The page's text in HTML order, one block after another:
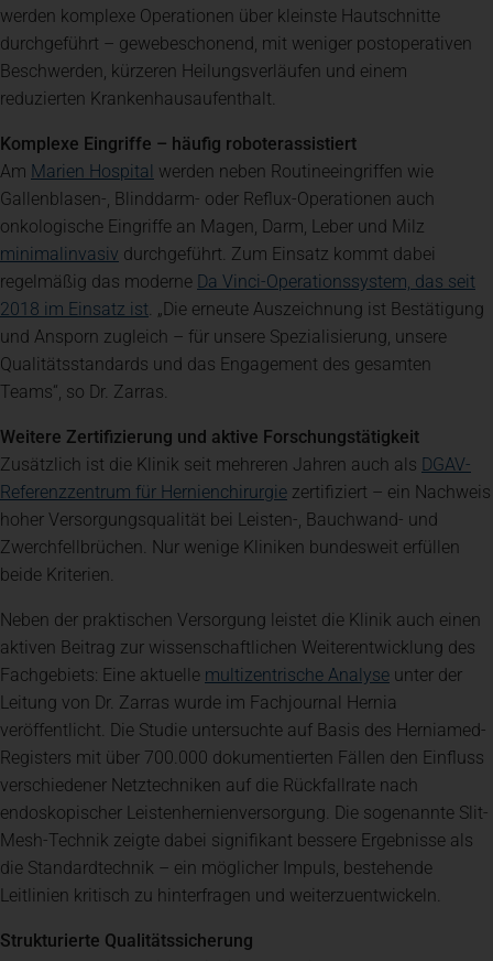
werden komplexe Operationen über kleinste Hautschnitte
durchgeführt – gewebeschonend, mit weniger postoperativen
Beschwerden, kürzeren Heilungsverläufen und einem
reduzierten Krankenhausaufenthalt.
Komplexe Eingriffe – häufig roboterassistiert
Am Marien Hospital (öffnet in einem neuen Tab)
werden neben Routineeingriffen wie
Gallenblasen-, Blinddarm- oder Reflux-Operationen auch
onkologische Eingriffe an Magen, Darm, Leber und Milz
minimalinvasiv (öffnet in einem neuen Tab)
durchgeführt. Zum Einsatz kommt dabei
regelmäßig das moderne Da Vinci-Operationssystem, das seit
2018 im Einsatz ist (öffnet in einem neuen Tab)
. „Die erneute Auszeichnung ist Bestätigung
und Ansporn zugleich – für unsere Spezialisierung, unsere
Qualitätsstandards und das Engagement des gesamten
Teams“, so Dr. Zarras.
Weitere Zertifizierung und aktive Forschungstätigkeit
Zusätzlich ist die Klinik seit mehreren Jahren auch als DGAV-
Referenzzentrum für Hernienchirurgie(öffnet in einem neuen
zertifiziert – ein Nachweis
hoher Versorgungsqualität bei Leisten-, Bauchwand- und
Zwerchfellbrüchen. Nur wenige Kliniken bundesweit erfüllen
beide Kriterien.
Neben der praktischen Versorgung leistet die Klinik auch einen
aktiven Beitrag zur wissenschaftlichen Weiterentwicklung des
Fachgebiets: Eine aktuelle multizentrische Analyse(öffnet in
unter der
Leitung von Dr. Zarras wurde im Fachjournal Hernia
veröffentlicht. Die Studie untersuchte auf Basis des Herniamed-
Registers mit über 700.000 dokumentierten Fällen den Einfluss
verschiedener Netztechniken auf die Rückfallrate nach
endoskopischer Leistenhernienversorgung. Die sogenannte Slit-
Mesh-Technik zeigte dabei signifikant bessere Ergebnisse als
die Standardtechnik – ein möglicher Impuls, bestehende
Leitlinien kritisch zu hinterfragen und weiterzuentwickeln.
Strukturierte Qualitätssicherung